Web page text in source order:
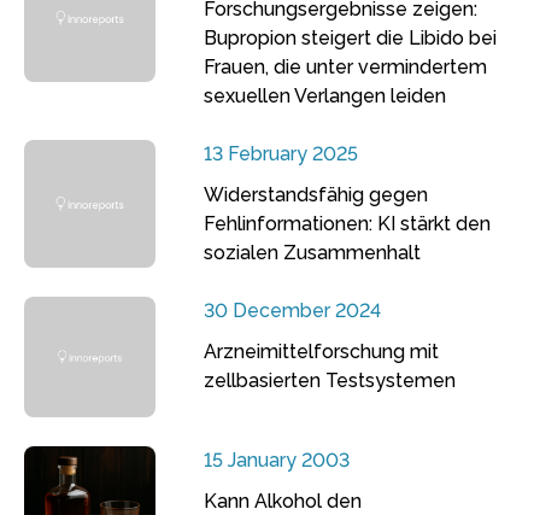
Forschungsergebnisse zeigen:
Bupropion steigert die Libido bei
Frauen, die unter vermindertem
sexuellen Verlangen leiden
13 February 2025
Widerstandsfähig gegen
Fehlinformationen: KI stärkt den
sozialen Zusammenhalt
30 December 2024
Arzneimittelforschung mit
zellbasierten Testsystemen
15 January 2003
Kann Alkohol den